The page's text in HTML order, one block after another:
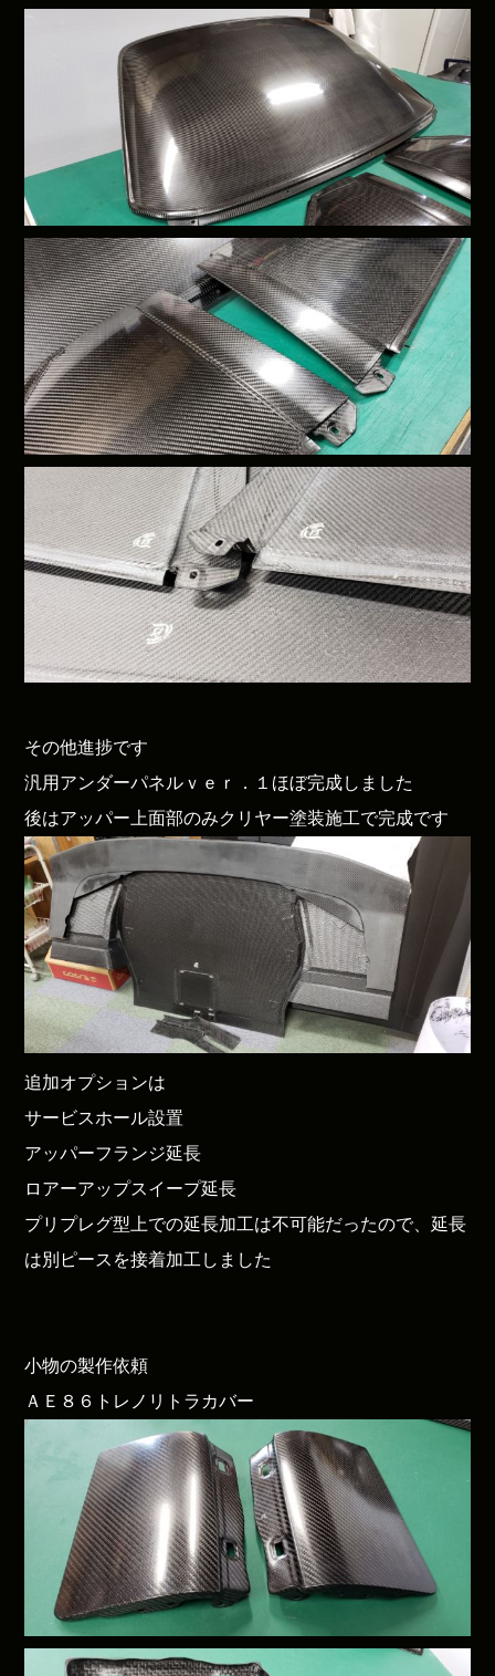
その他進捗です
汎用アンダーパネルｖｅｒ．１ほぼ完成しました
後はアッパー上面部のみクリヤー塗装施工で完成です
追加オプションは
サービスホール設置
アッパーフランジ延長
ロアーアップスイープ延長
プリプレグ型上での延長加工は不可能だったので、延長
は別ピースを接着加工しました
小物の製作依頼
ＡＥ８６トレノリトラカバー